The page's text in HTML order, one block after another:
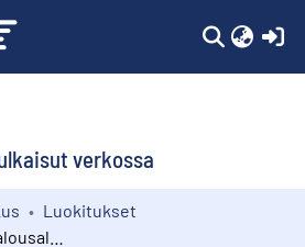
verkossa
Luokitukset